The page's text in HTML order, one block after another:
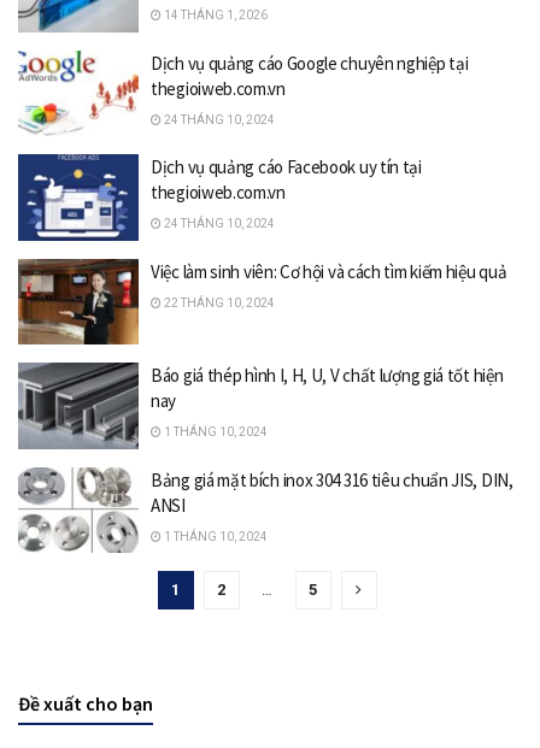
14 THÁNG 1, 2026
Dịch vụ quảng cáo Google chuyên nghiệp tại
thegioiweb.com.vn
24 THÁNG 10, 2024
Dịch vụ quảng cáo Facebook uy tín tại
thegioiweb.com.vn
24 THÁNG 10, 2024
Việc làm sinh viên: Cơ hội và cách tìm kiếm hiệu quả
22 THÁNG 10, 2024
Báo giá thép hình I, H, U, V chất lượng giá tốt hiện
nay
1 THÁNG 10, 2024
Bảng giá mặt bích inox 304 316 tiêu chuẩn JIS, DIN,
ANSI
1 THÁNG 10, 2024
1 2 … 5
Đề xuất cho bạn